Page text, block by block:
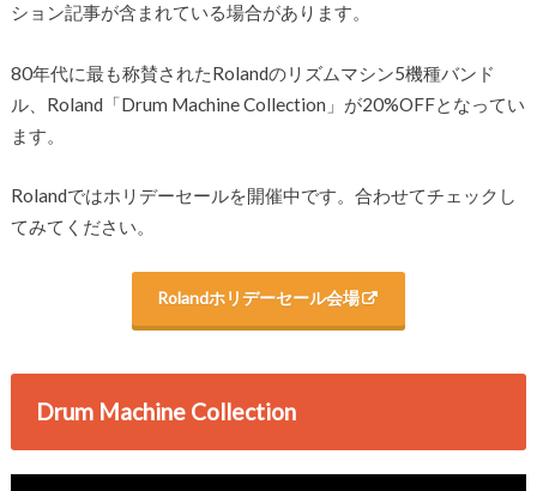
ション記事が含まれている場合があります。
80年代に最も称賛されたRolandのリズムマシン5機種バンド
ル、Roland「Drum Machine Collection」が20%OFFとなってい
ます。
Rolandではホリデーセールを開催中です。合わせてチェックし
てみてください。
Rolandホリデーセール会場
Drum Machine Collection